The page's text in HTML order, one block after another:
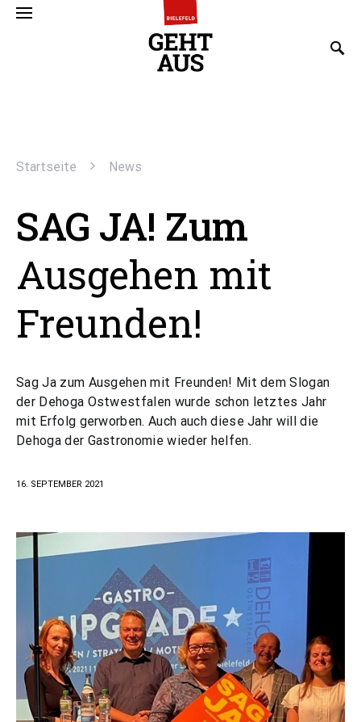
Startseite News
SAG JA! Zum
Ausgehen mit
Freunden!
Sag Ja zum Ausgehen mit Freunden! Mit dem Slogan
der Dehoga Ostwestfalen wurde schon letztes Jahr
mit Erfolg gerworben. Auch auch diese Jahr will die
Dehoga der Gastronomie wieder helfen.
16. SEPTEMBER 2021